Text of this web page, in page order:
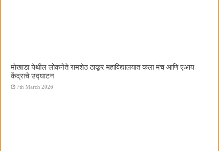
मोखाडा येथील लोकनेते रामशेठ ठाकूर महाविद्यालयात कला मंच आणि एआय
केंद्राचे उद्घाटन
7th March 2026